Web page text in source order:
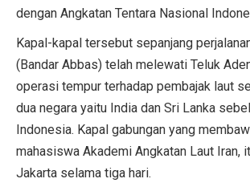
dengan Angkatan Tentara Nasional
Kapal-kapal tersebut sepanjang
(Bandar Abbas) telah melewati Teluk
operasi tempur terhadap pembajak laut
dua negara yaitu India dan Sri Lanka
Indonesia. Kapal gabungan yang
mahasiswa Akademi Angkatan Laut Iran,
Jakarta selama tiga hari.